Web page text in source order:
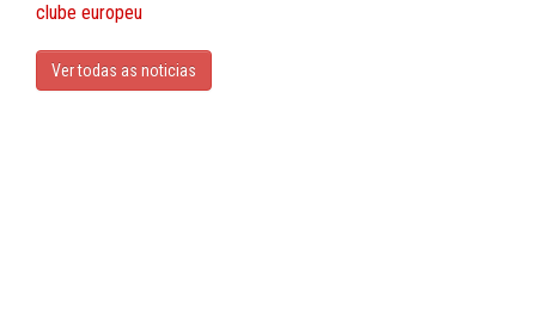
clube europeu
Ver todas as noticias